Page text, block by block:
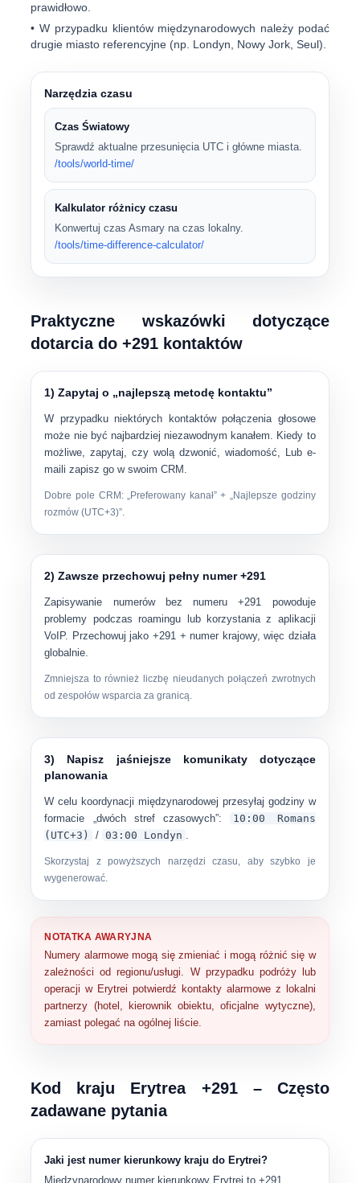
prawidłowo.
• W przypadku klientów międzynarodowych należy podać
drugie miasto referencyjne (np. Londyn, Nowy Jork, Seul).
Narzędzia czasu
Czas Światowy
Sprawdź aktualne przesunięcia UTC i główne miasta.
/tools/world-time/
Kalkulator różnicy czasu
Konwertuj czas Asmary na czas lokalny.
/tools/time-difference-calculator/
Praktyczne wskazówki dotyczące
dotarcia do +291 kontaktów
1) Zapytaj o „najlepszą metodę kontaktu”
W przypadku niektórych kontaktówpołączenia głosowe
może nie być najbardziej niezawodnym kanałem. Kiedy to
możliwe, zapytaj, czy wolą dzwonić, wiadomość, Lub e-
maili zapisz go w swoim CRM.
Dobre pole CRM: „Preferowany kanał” + „Najlepsze godziny
rozmów (UTC+3)”.
2) Zawsze przechowuj pełny numer +291
Zapisywanie numerów bez numeru +291 powoduje
problemy podczas roamingu lub korzystania z aplikacji
VoIP. Przechowuj jako +291+ numer krajowy, więc działa
globalnie.
Zmniejsza to również liczbę nieudanych połączeń zwrotnych
od zespołów wsparcia za granicą.
3) Napisz jaśniejsze komunikaty dotyczące
planowania
W celu koordynacji międzynarodowej przesyłaj godziny w
formacie „dwóch stref czasowych”:
10:00 Romans
(UTC+3)
/ 03:00 Londyn .
Skorzystaj z powyższych narzędzi czasu, aby szybko je
wygenerować.
NOTATKA AWARYJNA
Numery alarmowe mogą się zmieniać i mogą różnić się w
zależności od regionu/usługi. W przypadku podróży lub
operacji w Erytrei potwierdź kontakty alarmowe z
lokalni
partnerzy (hotel, kierownik obiektu, oficjalne wytyczne),
zamiast polegać na ogólnej liście.
Kod kraju Erytrea +291 – Często
zadawane pytania
Jaki jest numer kierunkowy kraju do Erytrei?
Międzynarodowy numer kierunkowy Erytrei to+291